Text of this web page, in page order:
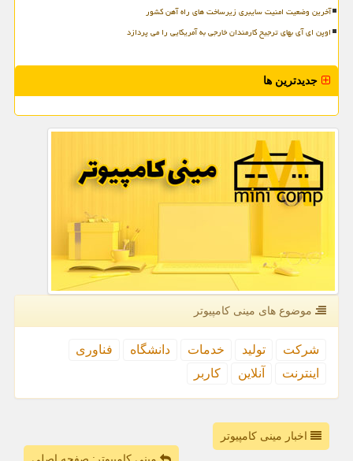
آخرین وضعیت امنیت سایبری زیرساخت های راه آهن کشور
اوپن ای آی بهای ترجیح کارمندان خارجی به آمریکایی را می پردازد
جدیدترین ها
موضوع های مینی كامپیوتر
شركت تولید خدمات دانشگاه
فناوری
اینترنت
آنلاین كاربر
اخبار مینی کامپیوتر